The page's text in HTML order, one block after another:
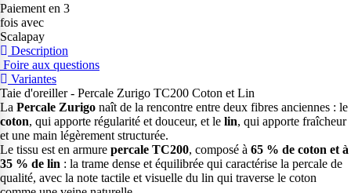
Paiement en 3
fois avec
Scalapay
Description
Foire aux questions
Variantes
Taie d'oreiller - Percale Zurigo TC200 Coton et Lin
La Percale Zurigo naît de la rencontre entre deux fibres anciennes : le
coton, qui apporte régularité et douceur, et le lin, qui apporte fraîcheur
et une main légèrement structurée.
Le tissu est en armure percale TC200, composé à 65 % de coton et à
35 % de lin : la trame dense et équilibrée qui caractérise la percale de
qualité, avec la note tactile et visuelle du lin qui traverse le coton